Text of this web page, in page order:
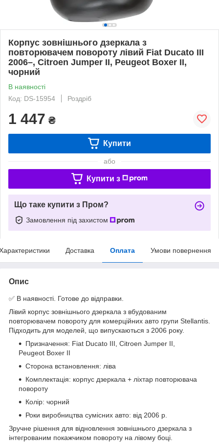
Корпус зовнішнього дзеркала з
повторювачем повороту лівий Fiat Ducato III
2006–, Citroen Jumper II, Peugeot Boxer II,
чорний
В наявності
Код: DS-15954
Роздріб
1 447 ₴
Купити
або
Купити з
Що таке купити з Пром?
Замовлення під захистом
Доставка Оплата Умови повернення
Опис
✅ В наявності. Готове до відправки.
Лівий корпус зовнішнього дзеркала з вбудованим
повторювачем повороту для комерційних авто групи Stellantis.
Підходить для моделей, що випускаються з 2006 року.
Призначення: Fiat Ducato III, Citroen Jumper II,
Peugeot Boxer II
Сторона встановлення: ліва
Комплектація: корпус дзеркала + ліхтар повторювача
повороту
Колір: чорний
Роки виробництва сумісних авто: від 2006 р.
Зручне рішення для відновлення зовнішнього дзеркала з
інтегрованим покажчиком повороту на лівому боці.